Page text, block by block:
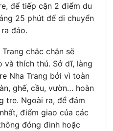
để tiếp cận 2 điểm du
25 phút để di chuyển
đảo.
chắc chắn sẽ
và thích thú. Sở dĩ, làng
Nha Trang bởi vì toàn
ghế, cầu, vườn… hoàn
tre. Ngoài ra, để đảm
điểm giao của các
đóng đinh hoặc